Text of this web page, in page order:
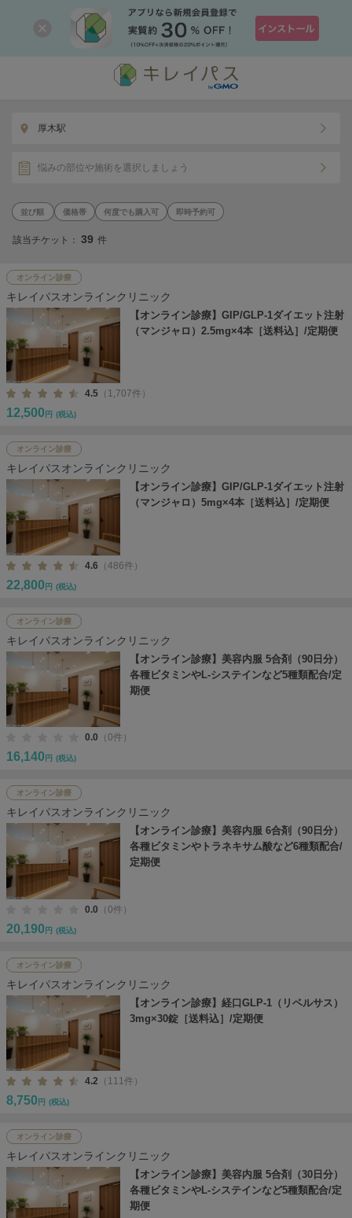
厚木駅
悩みの部位や施術を選択しましょう
価格帯 何度でも購入可 即時予約可
該当チケット： 39 件
オンライン診療
キレイパスオンラインクリニック
【オンライン診療】GIP/GLP-1ダイエット注射
（マンジャロ）2.5mg×4本［送料込］/定期便
4.5 （1,707件）
12,500 円 (税込)
オンライン診療
キレイパスオンラインクリニック
【オンライン診療】GIP/GLP-1ダイエット注射
（マンジャロ）5mg×4本［送料込］/定期便
4.6 （486件）
22,800 円 (税込)
オンライン診療
キレイパスオンラインクリニック
【オンライン診療】美容内服 5合剤（90日分）
各種ビタミンやL-システインなど5種類配合/定
期便
0.0 （0件）
16,140 円 (税込)
オンライン診療
キレイパスオンラインクリニック
【オンライン診療】美容内服 6合剤（90日分）
各種ビタミンやトラネキサム酸など6種類配合/
定期便
0.0 （0件）
20,190 円 (税込)
オンライン診療
キレイパスオンラインクリニック
【オンライン診療】経口GLP-1（リベルサス）
3mg×30錠［送料込］/定期便
4.2 （111件）
8,750 円 (税込)
オンライン診療
キレイパスオンラインクリニック
【オンライン診療】美容内服 5合剤（30日分）
各種ビタミンやL-システインなど5種類配合/定
期便